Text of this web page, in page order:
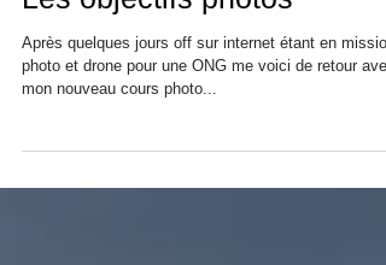
Après quelques jours off sur internet étant en mission
photo et drone pour une ONG me voici de retour avec
mon nouveau cours photo...